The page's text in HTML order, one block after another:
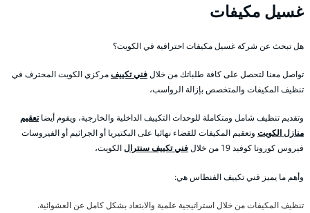
غسيل مكيفات
هل تبحث عن شركة غسيل مكيفات احترافية في الكويت؟
تواصل معنا لتحصل على كافة طلباتك من خلالفني تكييفمركزي الكويت المحترف في
تنظيف المكيفات والمتخصص بإزالة الرواسب،
وتقديم تنظيف شامل ومتكاملة للوحدات التكييف الداخلية والخارجية، ويقوم أيضاتعقيم
منازل الكويت وتعقيم المكيفات للقضاء نهائيا على البكتيريا أو الجراثيم أو الفيروسات
فيروس كورونا كوفيد 19 من خلال
فني تكييف سنترالالكويت،
وأهم ما يميز فني تكييف الفنطاس هي:
تنظيف المكيفات من خلال استراتيجية علمية والابتعاد بشكل كامل عن العشوائية.